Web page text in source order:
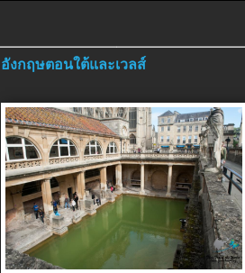
อังกฤษตอนใต้และเวลส์